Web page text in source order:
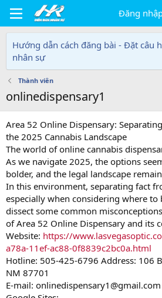
Đăng
Hướng dẫn cách đăng bài - Đặt câu
nhân sự
Thành viên
onlinedispensary1
Area 52 Online Dispensary:
the 2025 Cannabis Landscape
The world of online cannabis
As we navigate 2025, the options
bolder, and the legal landscape
In this environment, separating fact
especially when considering where to
dissect some common
of Area 52 Online Dispensary and its
Website: https://
a78a-11ef-ac88-0f8839c2bc0a.html
Hotline: 505-425-6796 Address: 106
NM 87701
E-mail: onlinedispensary1@gmail.com